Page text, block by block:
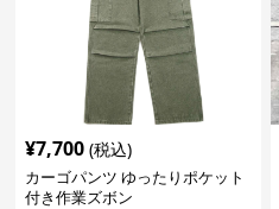
¥7,700 (税込)
カーゴパンツ ゆったりポケット
付き作業ズボン